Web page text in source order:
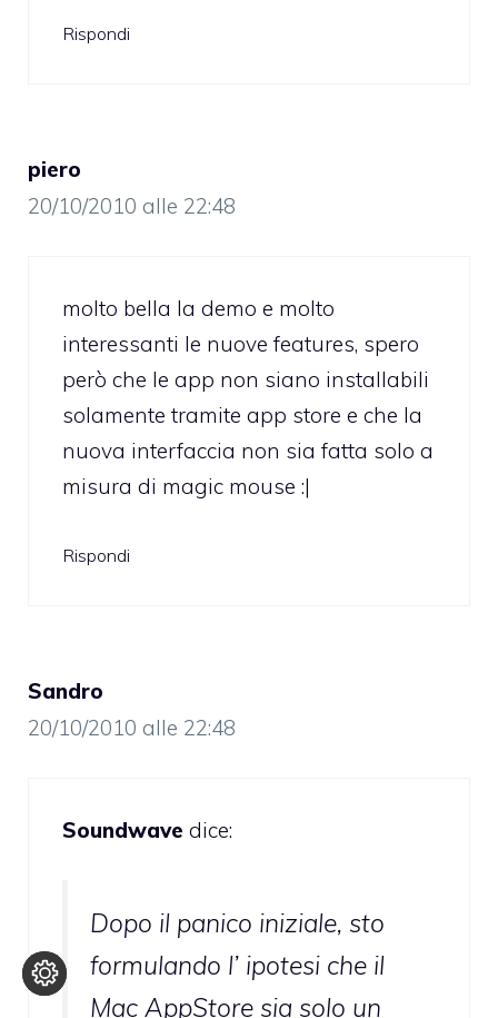
Rispondi
piero
20/10/2010 alle 22:48
molto bella la demo e molto
interessanti le nuove features, spero
però che le app non siano installabili
solamente tramite app store e che la
nuova interfaccia non sia fatta solo a
misura di magic mouse :|
Rispondi
Sandro
20/10/2010 alle 22:48
Soundwave dice:
Dopo il panico iniziale, sto
formulando l’ ipotesi che il
Mac AppStore sia solo un